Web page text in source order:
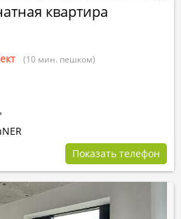
квартира
(10 мин. пешком)
Показать телефон